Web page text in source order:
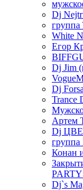
Dj
White
Егор
Dj Jim
Dj
Trance
Артем
Dj
Конан
Dj`s